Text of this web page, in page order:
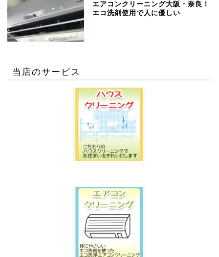
エアコンクリーニング大阪・奈良！
エコ洗剤使用で人に優しい
当店のサービス